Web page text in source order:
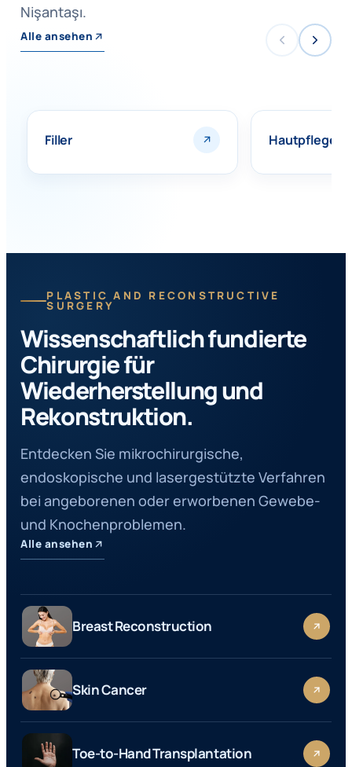
Nişantaşı.
Alle ansehen
Filler Hautpflege
PLASTIC AND RECONSTRUCTIVE
SURGERY
Wissenschaftlich fundierte
Chirurgie für
Wiederherstellung und
Rekonstruktion.
Entdecken Sie mikrochirurgische,
endoskopische und lasergestützte Verfahren
bei angeborenen oder erworbenen Gewebe-
und Knochenproblemen.
Alle ansehen
Breast Reconstruction
Skin Cancer
Toe-to-Hand Transplantation